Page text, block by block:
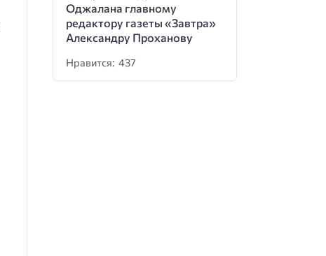
Оджалана главному
редактору газеты «Завтра»
Александру Проханову
Нравится: 437